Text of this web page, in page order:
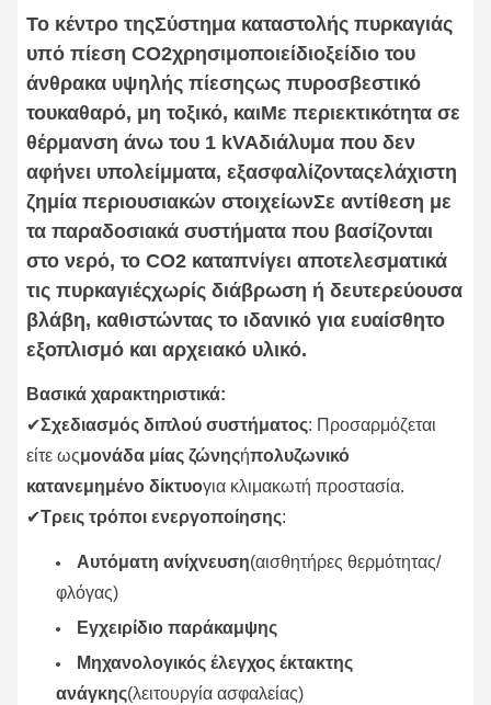
Το κέντρο τηςΣύστημα καταστολής πυρκαγιάς
υπό πίεση CO2χρησιμοποιείδιοξείδιο του
άνθρακα υψηλής πίεσηςως πυροσβεστικό
τουκαθαρό, μη τοξικό, καιΜε περιεκτικότητα σε
θέρμανση άνω του 1 kVAδιάλυμα που δεν
αφήνει υπολείμματα, εξασφαλίζονταςελάχιστη
ζημία περιουσιακών στοιχείωνΣε αντίθεση με
τα παραδοσιακά συστήματα που βασίζονται
στο νερό, το CO2 καταπνίγει αποτελεσματικά
τις πυρκαγιέςχωρίς διάβρωση ή δευτερεύουσα
βλάβη, καθιστώντας το ιδανικό για ευαίσθητο
εξοπλισμό και αρχειακό υλικό.
Βασικά χαρακτηριστικά:
✔Σχεδιασμός διπλού συστήματος: Προσαρμόζεται
είτε ωςμονάδα μίας ζώνηςήπολυζωνικό
κατανεμημένο δίκτυογια κλιμακωτή προστασία.
✔Τρεις τρόποι ενεργοποίησης:
Αυτόματη ανίχνευση(αισθητήρες θερμότητας/
φλόγας)
Εγχειρίδιο παράκαμψης
Μηχανολογικός έλεγχος έκτακτης
ανάγκης(λειτουργία ασφαλείας)